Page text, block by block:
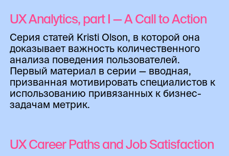
UX Analytics, part I — A Call to Action
Серия статей Kristi Olson, в которой она
доказывает важность количественного
анализа поведения пользователей.
Первый материал в серии — вводная,
призванная мотивировать специалистов к
использованию привязанных к бизнес-
задачам метрик.
UX Career Paths and Job Satisfaction